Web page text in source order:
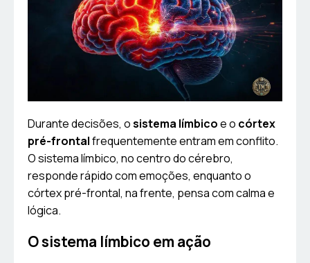
Durante decisões, osistema límbicoe o córtex
pré-frontalfrequentemente entram em conflito.
O sistema límbico, no centro do cérebro,
responde rápido com emoções, enquanto o
córtex pré-frontal, na frente, pensa com calma e
lógica.
O sistema límbico em ação